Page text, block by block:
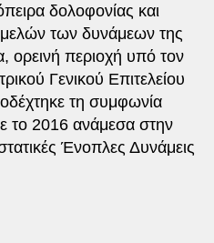
δολοφονίας και
των δυνάμεων της
ορεινή περιοχή υπό τον
Γενικού Επιτελείου
τη συμφωνία
το 2016 ανάμεσα στην
Ένοπλες Δυνάμεις